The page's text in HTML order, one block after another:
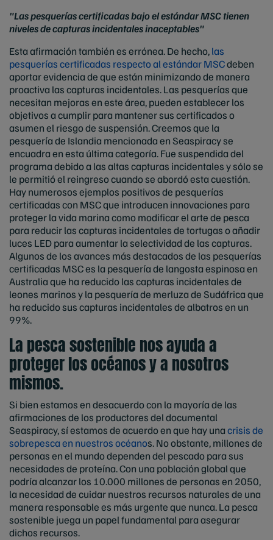
"Las pesquerías certificadas bajo el estándar MSC tienen
niveles de capturas incidentales inaceptables"
Esta afirmación también es errónea. De hecho,las
pesquerías certificadas respecto al estándar MSCdeben
aportar evidencia de que están minimizando de manera
proactiva las capturas incidentales. Las pesquerías que
necesitan mejoras en este área, pueden establecer los
objetivos a cumplir para mantener sus certificados o
asumen el riesgo de suspensión. Creemos que la
pesquería de Islandia mencionada en Seaspiracy se
encuadra en esta última categoría. Fue suspendida del
programa debido a las altas capturas incidentales y sólo se
le permitió el reingreso cuando se abordó esta cuestión.
Hay numerosos ejemplos positivos de pesquerías
certificadas con MSC que introducen innovaciones para
proteger la vida marina como modificar el arte de pesca
para reducir las capturas incidentales de tortugas o añadir
luces LED para aumentar la selectividad de las capturas.
Algunos de los avances más destacados de las pesquerías
certificadas MSC es la pesquería de langosta espinosa en
Australia que ha reducido las capturas incidentales de
leones marinos y la pesquería de merluza de Sudáfrica que
ha reducido sus capturas incidentales de albatros en un
99%.
La pesca sostenible nos ayuda a
proteger los océanos y a nosotros
mismos.
Si bien estamos en desacuerdo con la mayoría de las
afirmaciones de los productores del documental
Seaspiracy, sí estamos de acuerdo en que hay unacrisis de
sobrepesca en nuestros océanos. No obstante, millones de
personas en el mundo dependen del pescado para sus
necesidades de proteína. Con una población global que
podría alcanzar los 10.000 millones de personas en 2050,
la necesidad de cuidar nuestros recursos naturales de una
manera responsable es más urgente que nunca. La pesca
sostenible juega un papel fundamental para asegurar
dichos recursos.